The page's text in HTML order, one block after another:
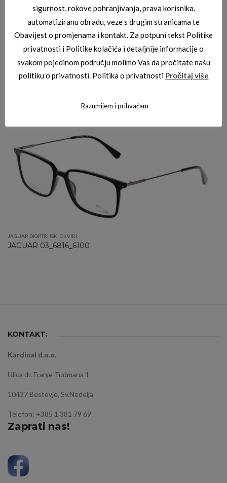
JAGUAR 03_3715_1000
JAGUAR DIOPTRIJSKI OKVIRI
JAGUAR 03_6816_6100
KONTAKT:
Kardinal d.o.o.
Ulica dr. Franje Tuđmana 1
10437 Bestovje, Sv.Nedelja
Telefon: +385 1 381 79 69
Zaprati nas!
sigurnost, rokove pohranjivanja, prava korisnika,
automatiziranu obradu, veze s drugim stranicama te
Obavijest o promjenama i kontakt. Za potpuni tekst Politike
privatnosti i Politike kolačića i detaljnije informacije o
svakom pojedinom području molimo Vas da pročitate našu
politiku o privatnosti. Politika o privatnosti Pročitaj više
Razumijem i prihvaćam